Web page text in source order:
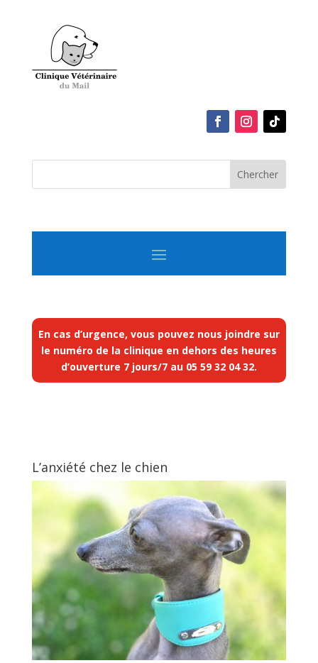
En cas d’urgence, vous pouvez nous joindre sur
le numéro de la clinique en dehors des heures
d’ouverture 7 jours/7 au 05 59 32 04 32.
L’anxiété chez le chien